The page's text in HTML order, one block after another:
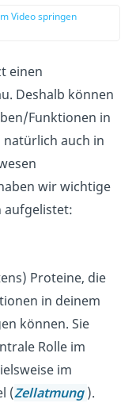
Video springen
einen
Deshalb können
Funktionen in
auch in
wir wichtige
aufgelistet:
Proteine, die
in deinem
können. Sie
Rolle im
im
(Zellatmung ).